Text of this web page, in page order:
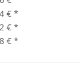
€ *
€ *
€ *